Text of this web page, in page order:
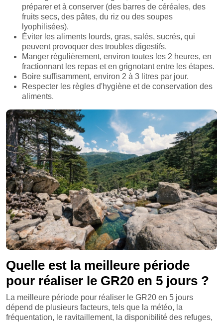
préparer et à conserver (des barres de céréales, des
fruits secs, des pâtes, du riz ou des soupes
lyophilisées).
Éviter les aliments lourds, gras, salés, sucrés, qui
peuvent provoquer des troubles digestifs.
Manger régulièrement, environ toutes les 2 heures, en
fractionnant les repas et en grignotant entre les étapes.
Boire suffisamment, environ 2 à 3 litres par jour.
Respecter les règles d'hygiène et de conservation des
aliments.
Quelle est la meilleure période
pour réaliser le GR20 en 5 jours ?
La meilleure période pour réaliser le GR20 en 5 jours
dépend de plusieurs facteurs, tels que la météo, la
fréquentation, le ravitaillement, la disponibilité des refuges,